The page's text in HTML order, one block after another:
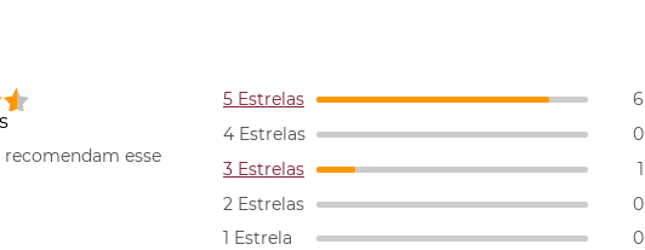
recomendam esse
5 Estrelas
6
4 Estrelas
0
3 Estrelas
1
2 Estrelas
0
1 Estrela
0